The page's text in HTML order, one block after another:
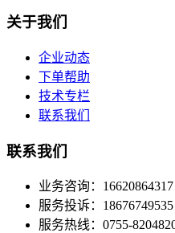
关于我们
企业动态
下单帮助
技术专栏
联系我们
联系我们
业务咨询：
服务投诉：
服务热线：0755-